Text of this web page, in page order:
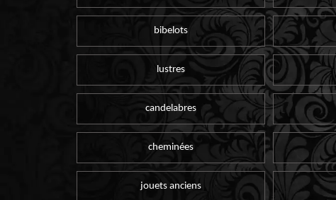
bibelots
lustres
candelabres
cheminées
jouets anciens